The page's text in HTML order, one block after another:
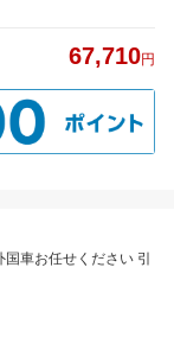
67,710円
車お任せください 引